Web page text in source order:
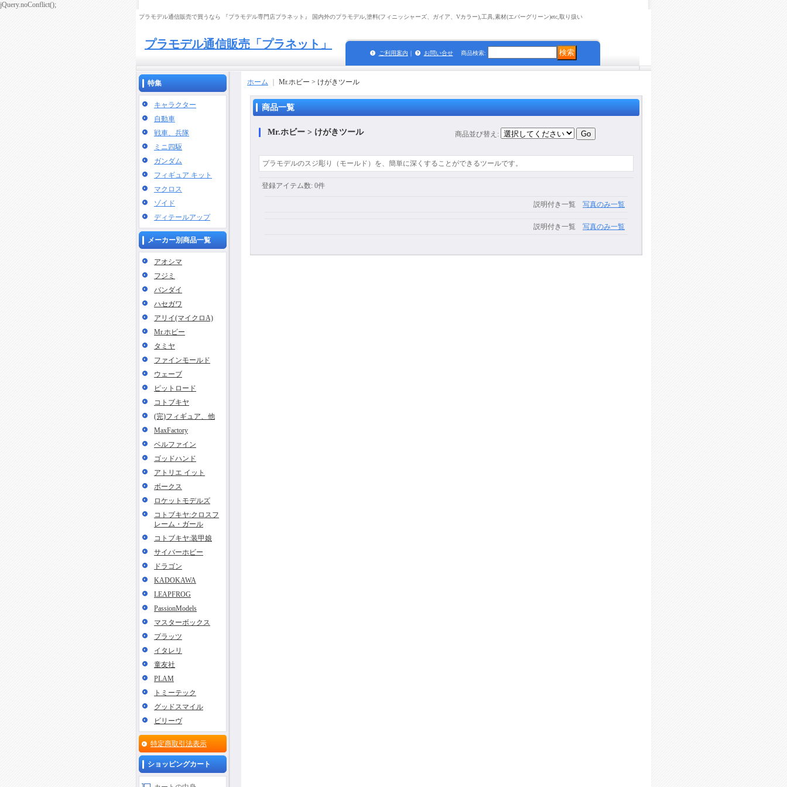
jQuery.noConflict();
プラモデル通信販売で買うなら 『プラモデル専門店プラネット』 国内外のプラモデル,塗料(フィニッシャーズ、ガイア、Vカラー),工具,素材(エバーグリーン)etc,取り扱い
プラモデル通信販売「プラネット」
ご利用案内 ｜ お問い合せ 商品検索:
特集
キャラクター
自動車
戦車、兵隊
ミニ四駆
ガンダム
フィギュア キット
マクロス
ゾイド
ディテールアップ
メーカー別商品一覧
アオシマ
フジミ
バンダイ
ハセガワ
アリイ(マイクロA)
Mr.ホビー
タミヤ
ファインモールド
ウェーブ
ピットロード
コトブキヤ
(完)フィギュア、他
MaxFactory
ベルファイン
ゴッドハンド
アトリエ イット
ボークス
ロケットモデルズ
コトブキヤ:クロスフ
レーム・ガール
コトブキヤ:装甲娘
サイバーホビー
ドラゴン
KADOKAWA
LEAPFROG
PassionModels
マスターボックス
プラッツ
イタレリ
童友社
PLAM
トミーテック
グッドスマイル
ビリーヴ
特定商取引法表示
ショッピングカート
ホーム Mr.ホビー > けがきツール
商品一覧
Mr.ホビー > けがきツール 商品並び替え :
プラモデルのスジ彫り（モールド）を、簡単に深くすることができるツールです。
登録アイテム数: 0件
説明付き一覧 写真のみ一覧
説明付き一覧 写真のみ一覧